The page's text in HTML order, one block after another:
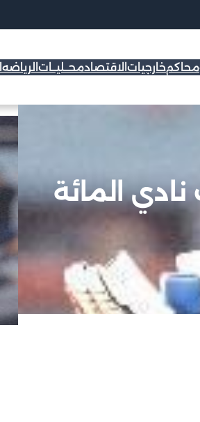
خارجيات الاقتصادمحــليــات الرياضه
المائة